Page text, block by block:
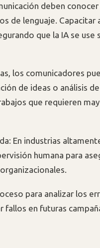
deben
de lenguaje. Capacitar
que la IA se use
los comunicadores
de ideas o análisis
que requieren
En industrias
humana para
para analizar los
en futuras